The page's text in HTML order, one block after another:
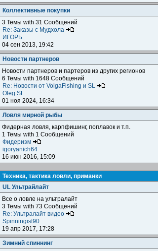
Коллективные покупки
3 Темы with 31 Сообщений
Re: Заказы с Мудхола
ИГОРЬ
04 сен 2013, 19:42
Новости партнеров
Новости партнеров и партеров из других регионов
6 Темы with 1648 Сообщений
Re: Новости от VolgaFishing и SL
Oleg SL
01 ноя 2024, 16:34
Ловля мирной рыбы
Фидерная ловля, карпфишинг, поплавок и т.п.
1 Темы with 1 Сообщений
Фидеризм
igoryanich64
16 июн 2016, 15:09
Техника, тактика ловли, приманки
UL Ультрайлайт
Все о ловле на ультралайт
3 Темы with 73 Сообщений
Re: Ультралайт видео
Spinningist90
19 апр 2017, 17:28
Зимний спиннинг